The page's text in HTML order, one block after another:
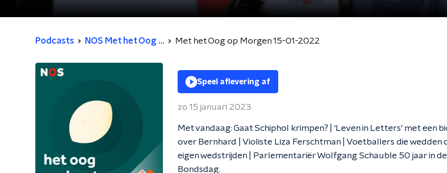
Podcasts NOS Met het Oog ... Met het Oog op Morgen 15-01-2022
Speel aflevering af
zo 15 januari 2023
Met vandaag: Gaat Schiphol krimpen? | ‘Leven in Letters’ met een
over Bernhard | Violiste Liza Ferschtman | Voetballers die wedden
eigen wedstrijden | Parlementariër Wolfgang Schauble 50 jaar in de
Bondsdag.